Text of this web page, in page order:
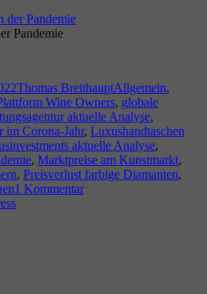
Pandemie
Autor
Thomas BreithauptKategorien
Allgemein,
Wine Owners, globale
aktuelle Analyse,
im Corona-Jahr, Luxushandtaschen
aktuelle Analyse,
, Marktpreise am Kunstmarkt,
, Preisverlust farbige Diamanten,
1 Kommentarzu